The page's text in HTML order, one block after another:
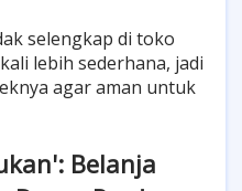
selengkap di toko
lebih sederhana, jadi
agar aman untuk
Belanja